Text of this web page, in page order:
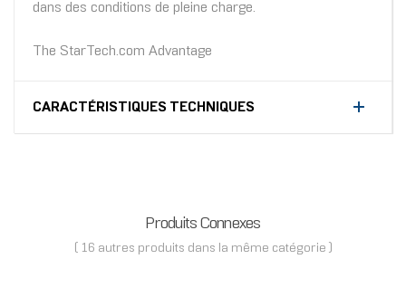
dans des conditions de pleine charge.
The StarTech.com Advantage
CARACTÉRISTIQUES TECHNIQUES
Produits Connexes
( 16 autres produits dans la même catégorie )